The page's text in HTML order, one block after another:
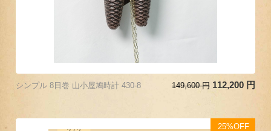
シンプル 8日巻 山小屋鳩時計 430-8 149,600 円 112,200 円
25%OFF